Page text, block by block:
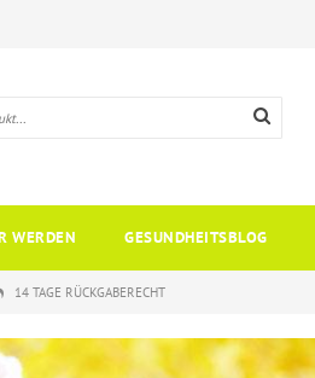
WERDEN GESUNDHEITSBLOG
14 TAGE RÜCKGABERECHT